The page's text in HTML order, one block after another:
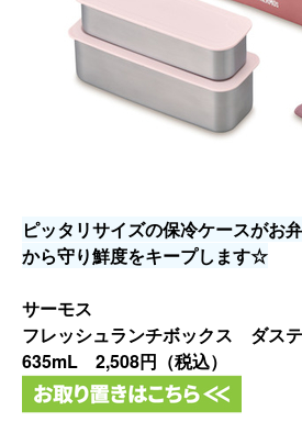
ピッタリサイズの保冷ケースがお
から守り鮮度をキープします☆
サーモス
フレッシュランチボックス ダス
635mL 2,508円（税込）